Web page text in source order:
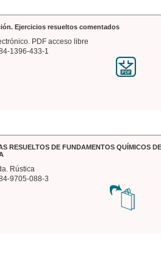
Ejercicios resueltos comentados
PDF acceso libre
1396-433-1
RESUELTOS DE FUNDAMENTOS QUÍMICOS
Rústica
9705-088-3